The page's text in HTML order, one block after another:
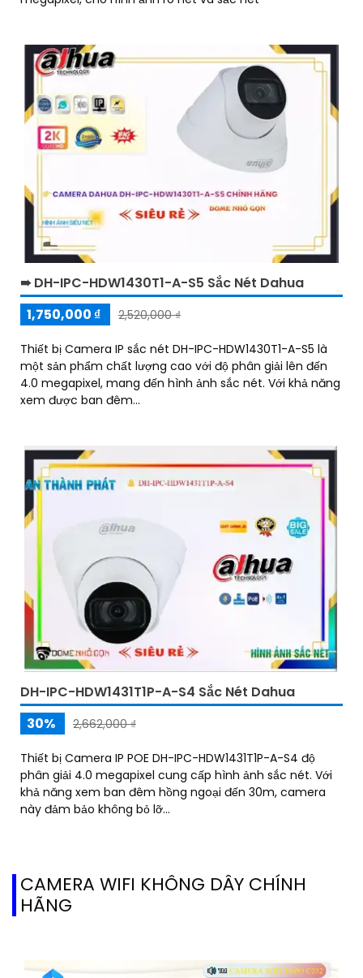
➠ DH-IPC-HDW1430T1-A-S5 Sắc Nét Dahua
1,750,000 ₫
2,520,000 ₫
Thiết bị Camera IP sắc nét DH-IPC-HDW1430T1-A-S5 là
một sản phẩm chất lượng cao với độ phân giải lên đến
4.0 megapixel, mang đến hình ảnh sắc nét. Với khả năng
xem được ban đêm...
DH-IPC-HDW1431T1P-A-S4 Sắc Nét Dahua
30%
2,662,000 ₫
Thiết bị Camera IP POE DH-IPC-HDW1431T1P-A-S4 độ
phân giải 4.0 megapixel cung cấp hình ảnh sắc nét. Với
khả năng xem ban đêm hồng ngoại đến 30m, camera
này đảm bảo không bỏ lỡ...
CAMERA WIFI KHÔNG DÂY CHÍNH
HÃNG